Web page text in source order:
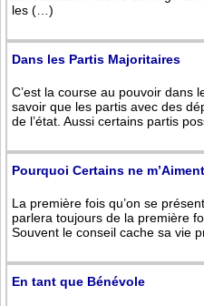
les (…)
Dans les Partis Majoritaires
C’est la course au pouvoir dans
savoir que les partis avec des
de l’état. Aussi certains partis
Pourquoi Certains ne
La première fois qu’on se
parlera toujours de la première
Souvent le conseil cache sa vie
En tant que Bénévole